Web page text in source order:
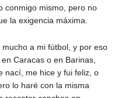
conmigo mismo, pero no
la exigencia máxima.
a mi fútbol, y por eso
Caracas o en Barinas,
nací, me hice y fui feliz, o
lo haré con la misma